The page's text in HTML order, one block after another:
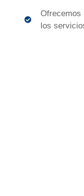
Ofrecemos
los